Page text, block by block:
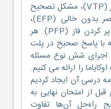
دستوری (GUP)، مشکل ردیابی مقدار (VTP)، مشکل تصحیح
اشتباه (MCP)، مشکل پر کردن عنصر بدون خالی (EFP)،
تکمیل کد. مشکل (CCP) و مشکل پر کردن فاز (PFP). هر
با پاسخ صحیح در پلت
اجرای شش نوع مسئله
را ارائه می کنیم.
درسی آن ایجاد کردیم
سوم قبل از امتحان نهایی به
راه‌حل آن‌ها تفاوت